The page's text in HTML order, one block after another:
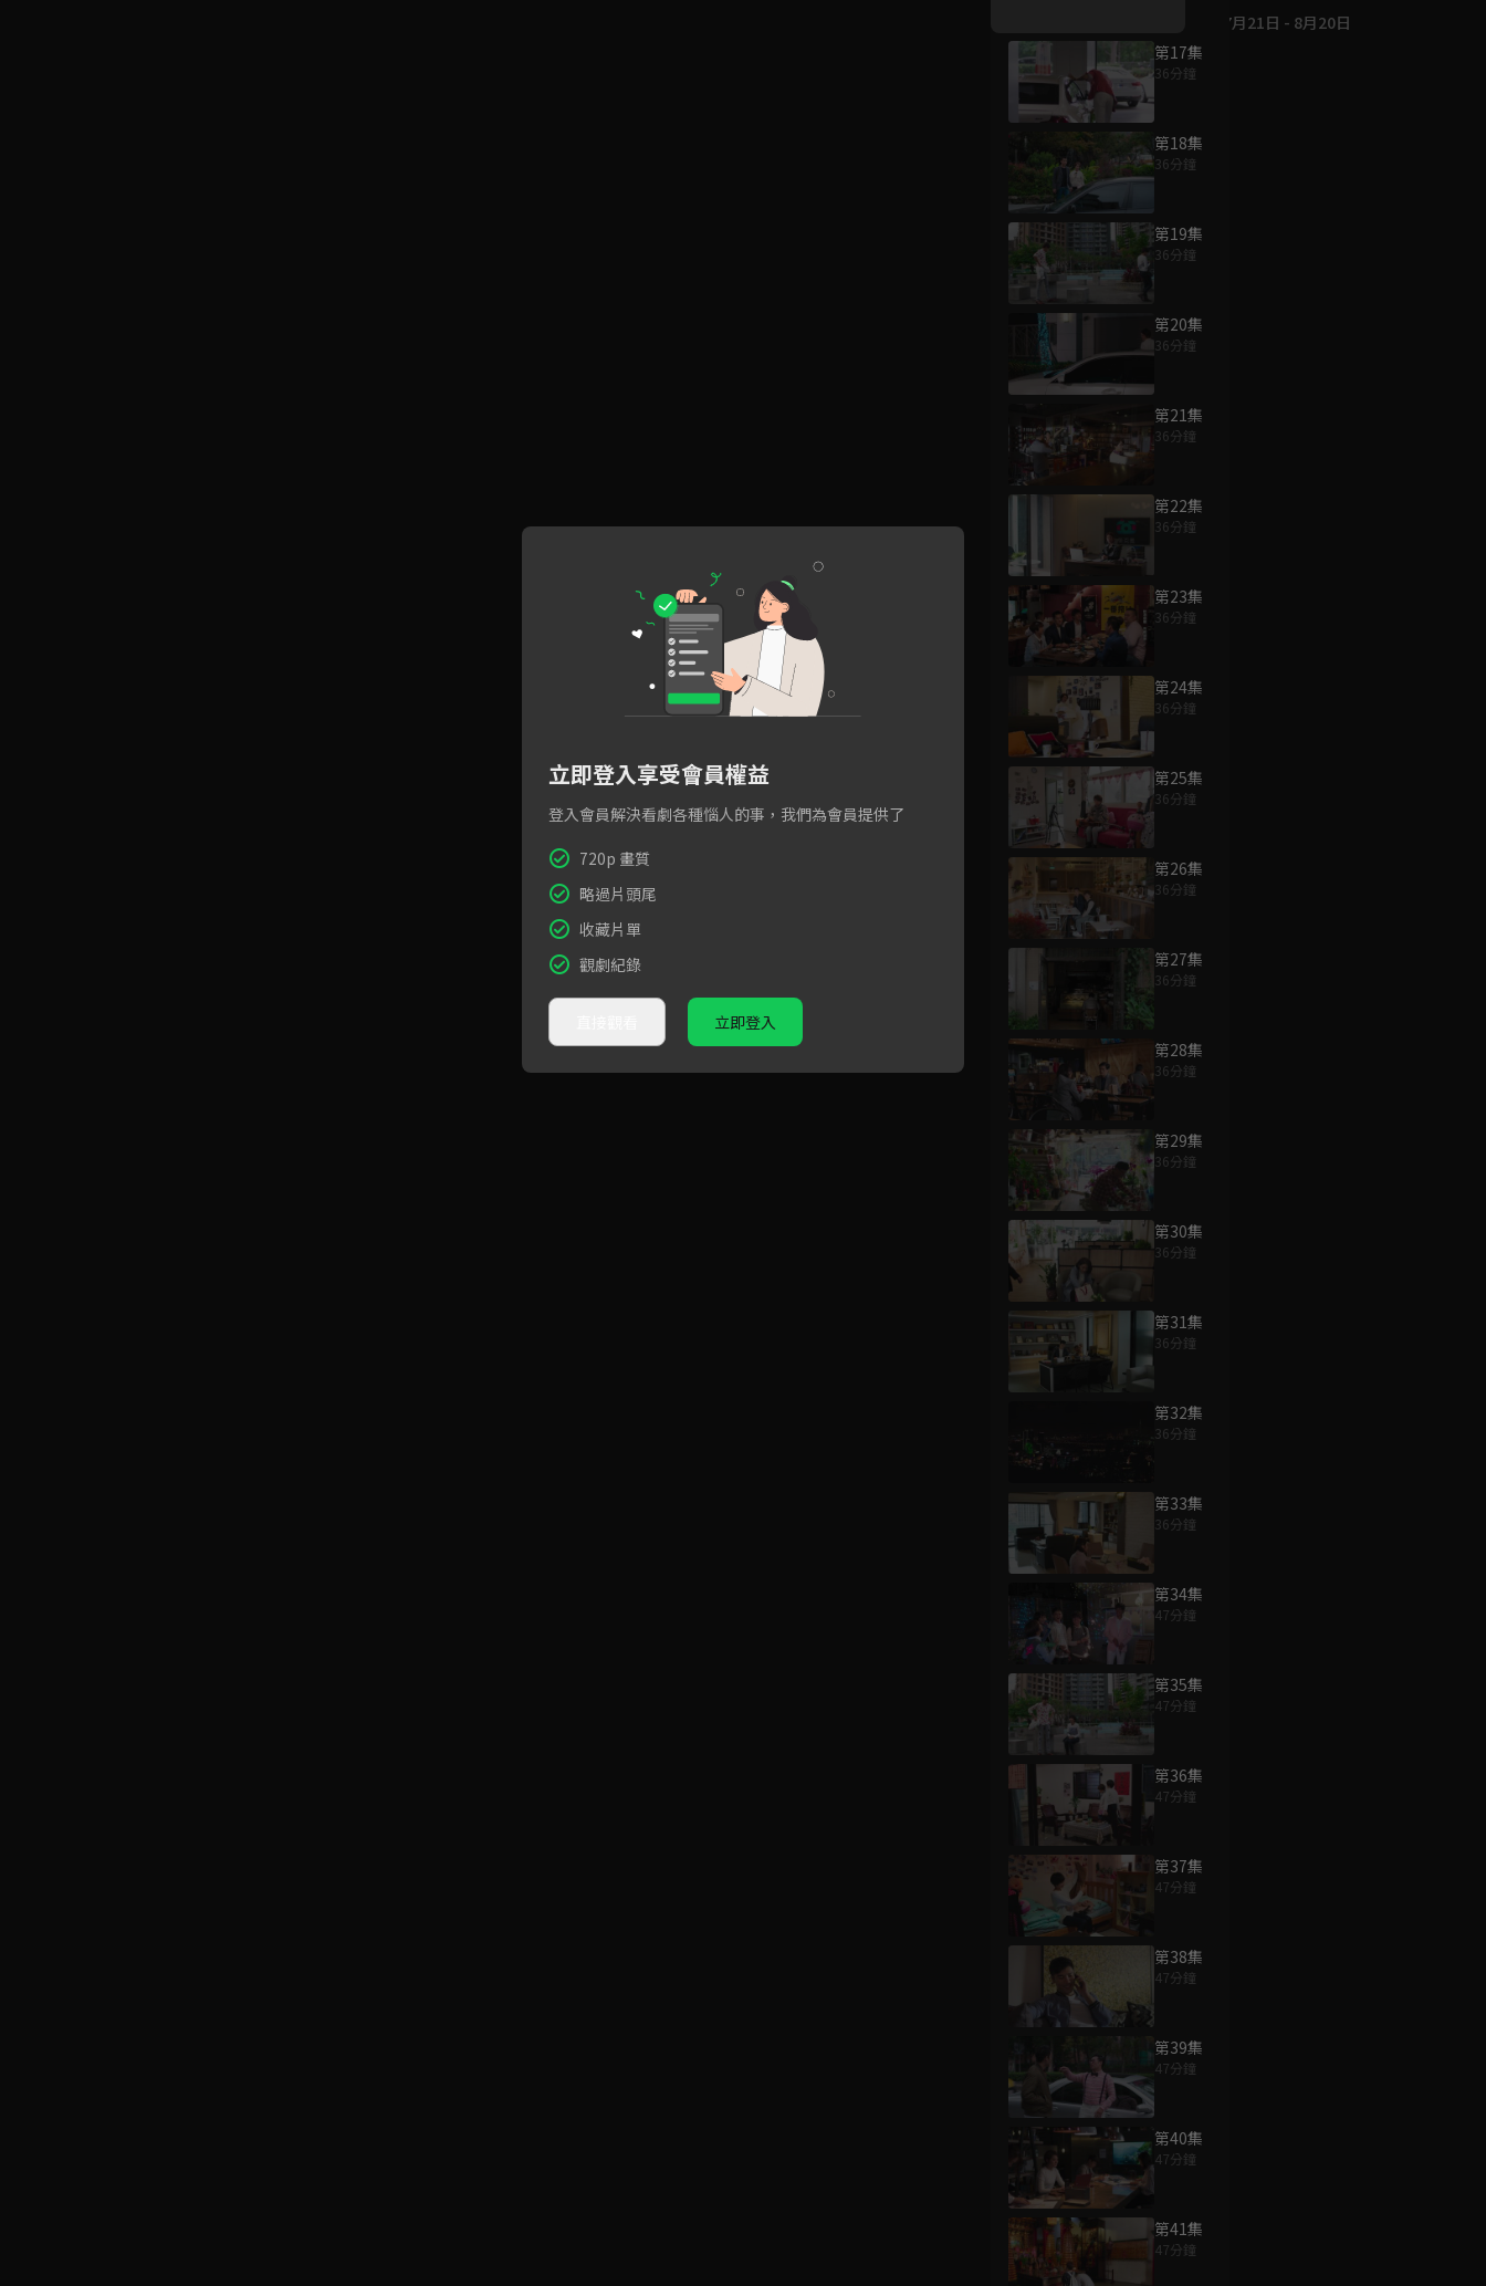
第17集
36分鐘
第18集
36分鐘
第19集
36分鐘
第20集
36分鐘
第21集
36分鐘
第22集
36分鐘
第23集
36分鐘
第24集
36分鐘
第25集
36分鐘
第26集
36分鐘
第27集
36分鐘
第28集
36分鐘
第29集
36分鐘
第30集
36分鐘
第31集
36分鐘
第32集
36分鐘
第33集
36分鐘
第34集
47分鐘
第35集
47分鐘
第36集
47分鐘
第37集
47分鐘
第38集
47分鐘
第39集
47分鐘
第40集
47分鐘
第41集
47分鐘
7月21日 - 8月20日
立即登入享受會員權益
登入會員解決看劇各種惱人的事，我們為會員提供了
720p 畫質
略過片頭尾
收藏片單
觀劇紀錄
立即登入